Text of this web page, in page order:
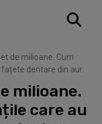
de milioane. Cum
dentare din aur
milioane.
care au